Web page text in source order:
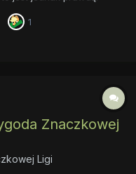
będę musiała czekać na
zrobić coś
jej...
1
Znaczkowej
Ligi